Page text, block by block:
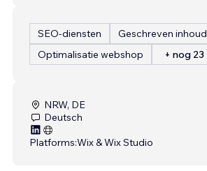
SEO-diensten
Geschreven inhoud
Optimalisatie webshop
+ nog 23
NRW, DE
Deutsch
Platforms:Wix & Wix Studio